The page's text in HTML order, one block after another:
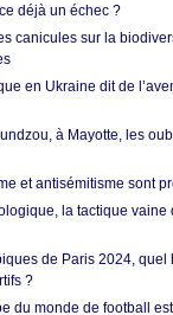
déjà un échec ?
canicules sur la
en Ukraine dit de
à Mayotte, les
et antisémitisme sont
la tactique vaine
de Paris 2024, quel
?
du monde de football